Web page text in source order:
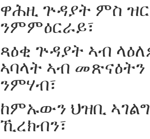
ዋሕዚ ጕዳያት ምስ
ንምምዕርራይ፣
ጻዕቂ ጕዳያት ኣብ
ኣባላት ኣብ
ንምሃብ፣
ከምኡውን ህዝቢ
ኺረክብን፣